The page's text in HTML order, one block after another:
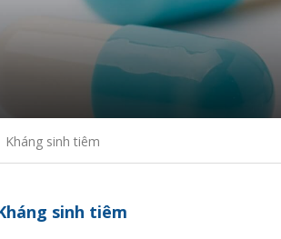
Kháng sinh tiêm
sinh tiêm